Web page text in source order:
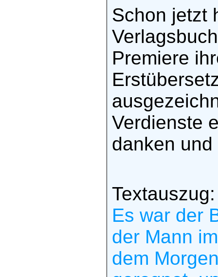
Schon jetzt
Premiere
Verdienste
danken
Textauszug:
Es war der
der Mann
dem